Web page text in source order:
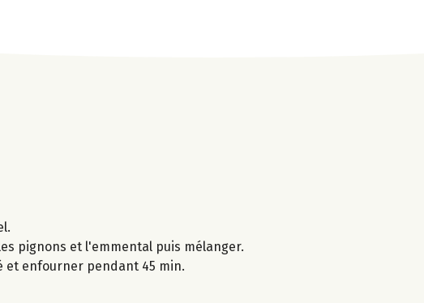
pignons et l'emmental puis mélanger.
et enfourner pendant 45 min.